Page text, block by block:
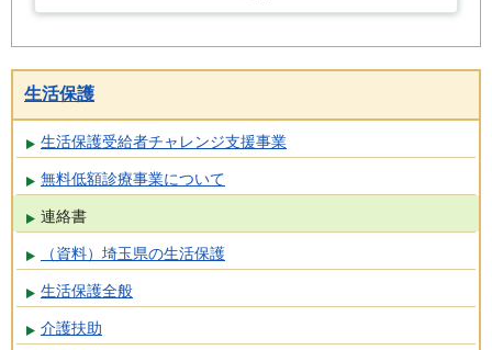
生活保護
生活保護受給者チャレンジ支援事業
無料低額診療事業について
連絡書
（資料）埼玉県の生活保護
生活保護全般
介護扶助